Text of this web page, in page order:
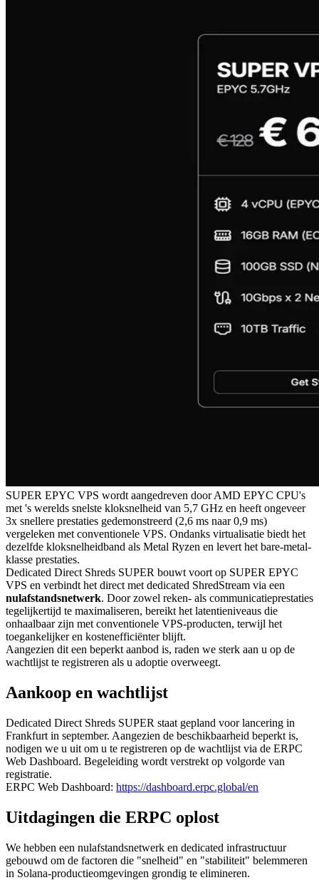
SUPER EPYC VPS wordt aangedreven door AMD EPYC CPU's
met 's werelds snelste kloksnelheid van 5,7 GHz en heeft ongeveer
3x snellere prestaties gedemonstreerd (2,6 ms naar 0,9 ms)
vergeleken met conventionele VPS. Ondanks virtualisatie biedt het
dezelfde kloksnelheidband als Metal Ryzen en levert het bare-metal-
klasse prestaties.
Dedicated Direct Shreds SUPER bouwt voort op SUPER EPYC
VPS en verbindt het direct met dedicated ShredStream via een
nulafstandsnetwerk. Door zowel reken- als communicatieprestaties
tegelijkertijd te maximaliseren, bereikt het latentieniveaus die
onhaalbaar zijn met conventionele VPS-producten, terwijl het
toegankelijker en kostenefficiënter blijft.
Aangezien dit een beperkt aanbod is, raden we sterk aan u op de
wachtlijst te registreren als u adoptie overweegt.
Aankoop en wachtlijst
Dedicated Direct Shreds SUPER staat gepland voor lancering in
Frankfurt in september. Aangezien de beschikbaarheid beperkt is,
nodigen we u uit om u te registreren op de wachtlijst via de ERPC
Web Dashboard. Begeleiding wordt verstrekt op volgorde van
registratie.
ERPC Web Dashboard: https://dashboard.erpc.global/en
Uitdagingen die ERPC oplost
We hebben een nulafstandsnetwerk en dedicated infrastructuur
gebouwd om de factoren die "snelheid" en "stabiliteit" belemmeren
in Solana-productieomgevingen grondig te elimineren.